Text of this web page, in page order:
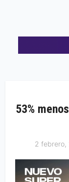
53%
2 febrero,